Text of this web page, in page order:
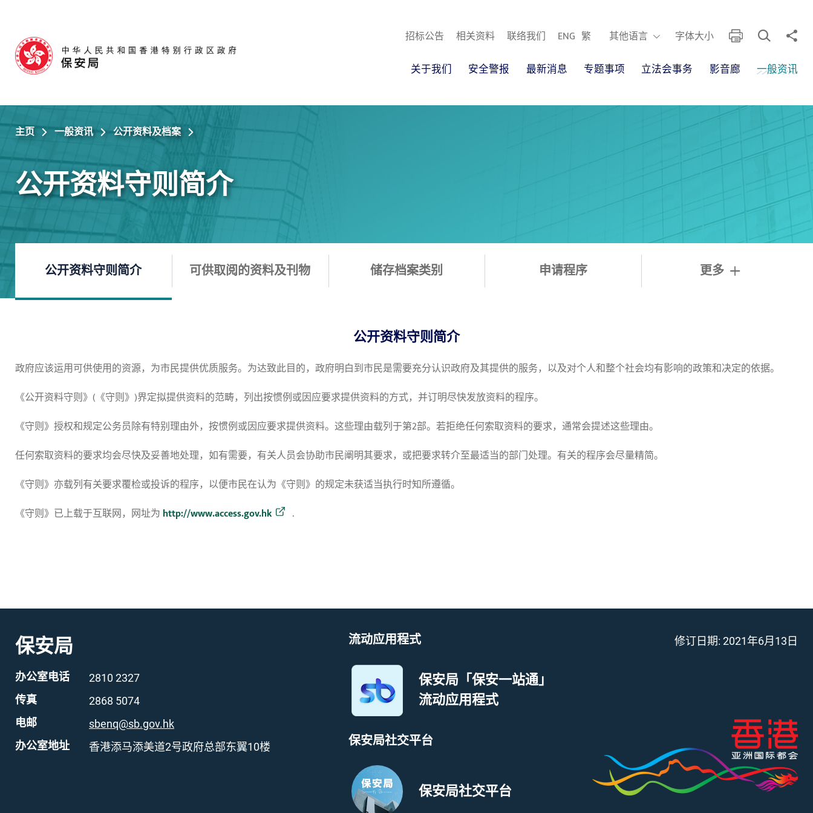
招标公告
相关资料 联络我们 ENG 繁 其他语言
其他语言 字体大小 列印 开启搜寻框
分享
关于我们 安全警报 最新消息 专题事项 立法会事务 影音廊 一般资讯
主页 一般资讯 公开资料及档案
公开资料守则简介
公开资料守则简介 可供取阅的资料及刊物 储存档案类别 申请程序 更多
公开资料守则简介
政府应该运用可供使用的资源，为市民提供优质服务。为达致此目的，政府明白到市民是需要充分认识政府及其提供的服务，以及对个人和整个社会均有影响的政策和决定的依据。
《公开资料守则》(《守则》)界定拟提供资料的范畴，列出按惯例或因应要求提供资料的方式，并订明尽快发放资料的程序。
《守则》授权和规定公务员除有特别理由外，按惯例或因应要求提供资料。这些理由载列于第2部。若拒绝任何索取资料的要求，通常会提述这些理由。
任何索取资料的要求均会尽快及妥善地处理，如有需要，有关人员会协助市民阐明其要求，或把要求转介至最适当的部门处理。有关的程序会尽量精简。
《守则》亦载列有关要求覆检或投诉的程序，以便市民在认为《守则》的规定未获适当执行时知所遵循。
《守则》已上载于互联网，网址为 http://www.access.gov.hk .
保安局
办公室电话 2810 2327
传真 2868 5074
电邮 sbenq@sb.gov.hk
办公室地址 香港添马添美道2号政府总部东翼10楼
流动应用程式
保安局「保安一站通」
流动应用程式
保安局社交平台
保安局社交平台
修订日期: 2021年6月13日